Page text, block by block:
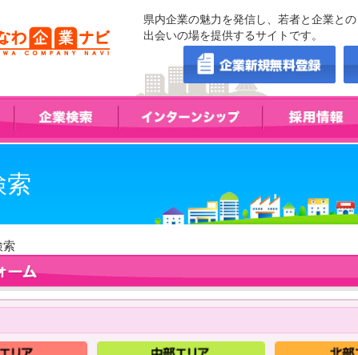
県内企業の魅力を発信し、若者と企業との
出会いの場を提供するサイトです。
索
索